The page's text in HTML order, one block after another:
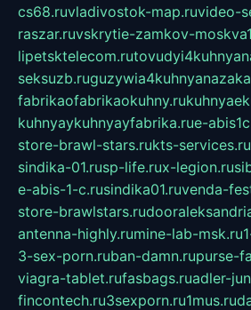
cs68.ruvladivostok-map.ruvideo-
raszar.ruvskrytie-zamkov-
lipetsktelecom.ru
seksuzb.ru
fabrikaofabrikaokuhny.ru
kuhnyaykuhnyayfabrika.rue-
store-brawl-stars.rukts-services.ru
sindika-01.rusp-life.rux-legion.ru
e-abis-1-c.rusindika01.ruvenda-
store-brawlstars.ru
antenna-highly.rumine-lab-msk.ru
3-sex-porn.ruban-damn.rupurse-
viagra-tablet.rufasbags.ruadler-
fincontech.ru3sexporn.ru1mus.ru